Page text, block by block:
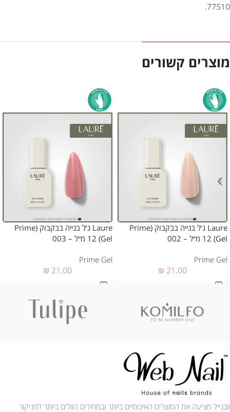
77510.
מוצרים קשורים
Laure ג׳ל בנייה בבקבוק (Prime
Gel) 12 מ״ל – 002
Prime Gel
₪ 21.00
Laure ג׳ל בנייה בבקבוק (Prime
Gel) 12 מ״ל – 003
Prime Gel
₪ 21.00
וובנייל מציעה את המוצרים האיכותיים ביותר ובמחירים הזולים ביותר למניקור